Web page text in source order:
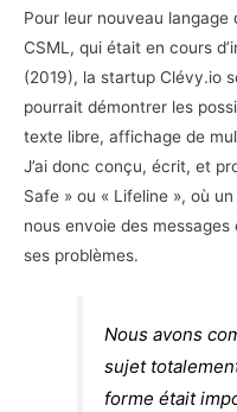
Pour leur nouveau
CSML, qui était en cours
(2019), la startup Clévy.io
pourrait démontrer les
texte libre, affichage de
J’ai donc conçu, écrit, et
Safe » ou « Lifeline », où
nous envoie des
ses problèmes.
Nous avons
sujet
forme était